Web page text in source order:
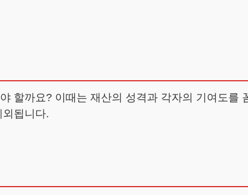
할까요? 이때는 재산의 성격과 각자의 기여도를
됩니다.